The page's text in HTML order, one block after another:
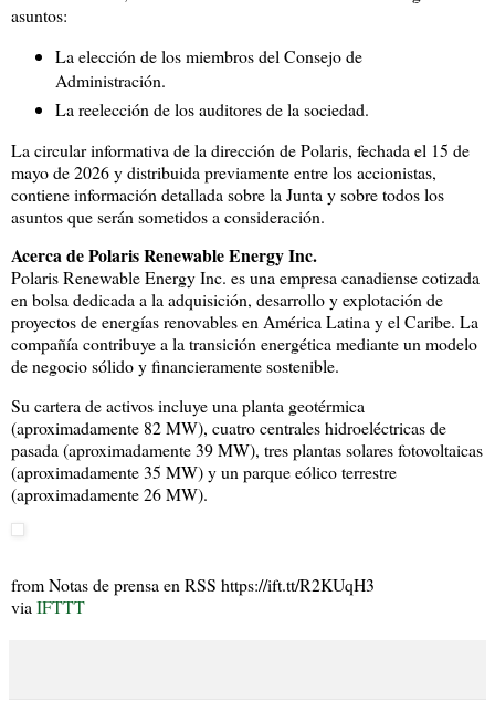
asuntos:
La elección de los miembros del Consejo de
Administración.
La reelección de los auditores de la sociedad.
La circular informativa de la dirección de Polaris, fechada el 15 de
mayo de 2026 y distribuida previamente entre los accionistas,
contiene información detallada sobre la Junta y sobre todos los
asuntos que serán sometidos a consideración.
Acerca de Polaris Renewable Energy Inc.
Polaris Renewable Energy Inc. es una empresa canadiense cotizada
en bolsa dedicada a la adquisición, desarrollo y explotación de
proyectos de energías renovables en América Latina y el Caribe. La
compañía contribuye a la transición energética mediante un modelo
de negocio sólido y financieramente sostenible.
Su cartera de activos incluye una planta geotérmica
(aproximadamente 82 MW), cuatro centrales hidroeléctricas de
pasada (aproximadamente 39 MW), tres plantas solares fotovoltaicas
(aproximadamente 35 MW) y un parque eólico terrestre
(aproximadamente 26 MW).
from Notas de prensa en RSS https://ift.tt/R2KUqH3
via IFTTT